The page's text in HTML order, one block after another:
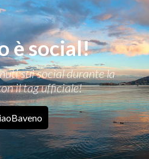
è social!
sui social durante la
il tag ufficiale!